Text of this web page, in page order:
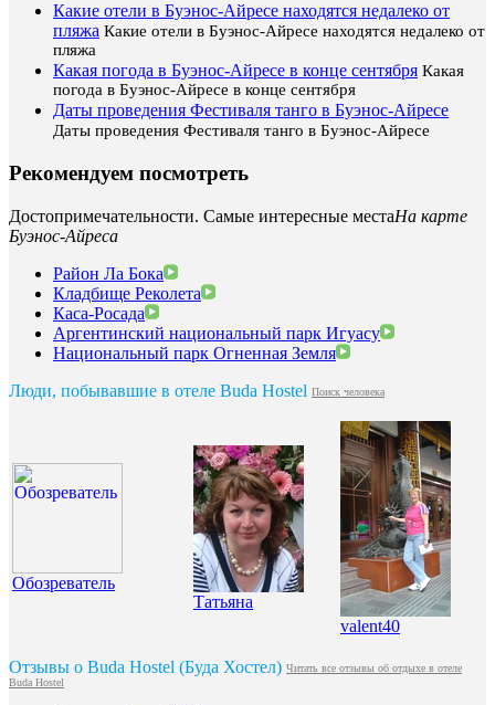
Какие отели в Буэнос-Айресе находятся недалеко от
пляжа Какие отели в Буэнос-Айресе находятся недалеко от
пляжа
Какая погода в Буэнос-Айресе в конце сентября Какая
погода в Буэнос-Айресе в конце сентября
Даты проведения Фестиваля танго в Буэнос-Айресе
Даты проведения Фестиваля танго в Буэнос-Айресе
Рекомендуем посмотреть
Достопримечательности. Самые интересные местаНа карте
Буэнос-Айреса
Район Ла Бока
Кладбище Реколета
Каса-Росада
Аргентинский национальный парк Игуасу
Национальный парк Огненная Земля
Люди, побывавшие в отеле Buda Hostel Поиск человека
Обозреватель
Татьяна
valent40
Отзывы о Buda Hostel (Буда Хостел) Читать все отзывы об отдыхе в отеле
Buda Hostel